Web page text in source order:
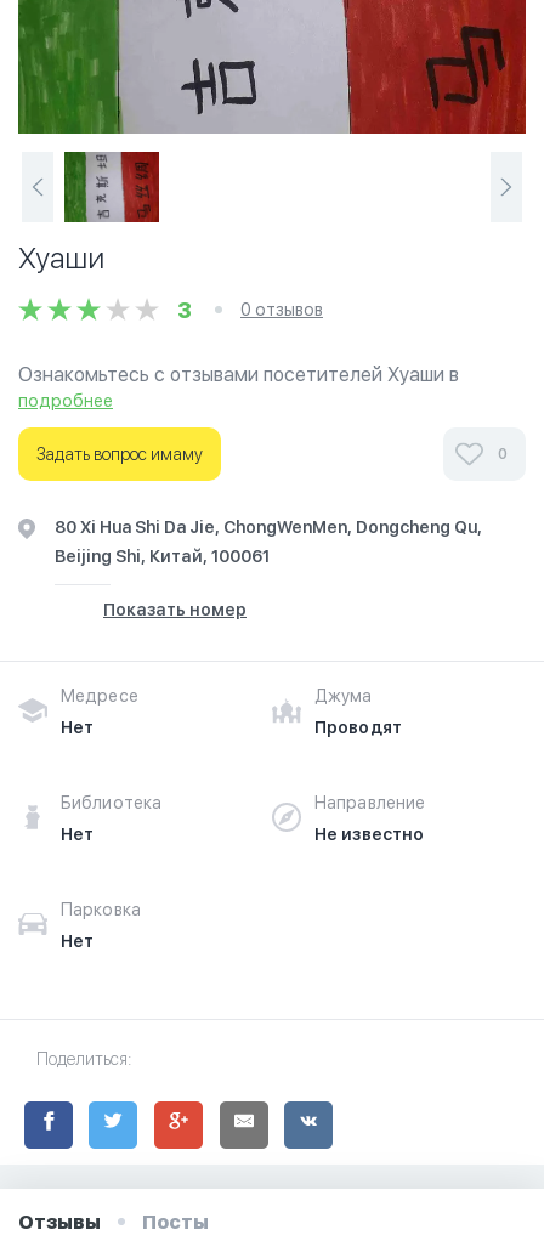
Хуаши
3 0 отзывов
Ознакомьтесь с отзывами посетителей Хуаши в
г.Пекин на фотографиях и узнайте о часах работы.
Ваше духовное путешествие начинается здесь.
подробнее
Задать вопрос имаму 0
80 Xi Hua Shi Da Jie, ChongWenMen, Dongcheng Qu,
Beijing Shi, Китай, 100061
Показать номер
Медресе
Нет
Джума
Проводят
Библиотека
Нет
Направление
Не известно
Парковка
Нет
Поделиться:
Отзывы Посты